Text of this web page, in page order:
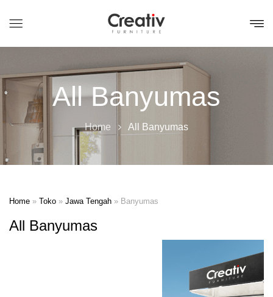
All Banyumas
Home All Banyumas
Home » Toko » Jawa Tengah » Banyumas
All Banyumas